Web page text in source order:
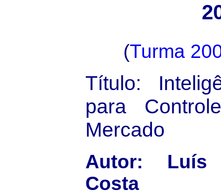
(Turma
Título:
para
Mercado
Autor: Luís
Costa